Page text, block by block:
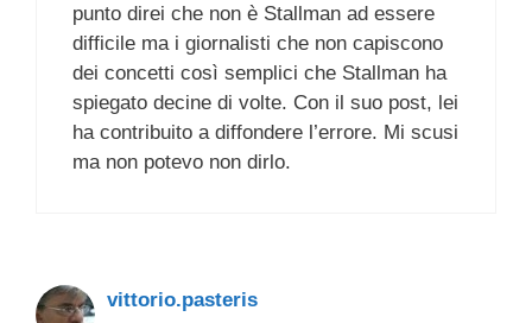
punto direi che non è Stallman ad essere
difficile ma i giornalisti che non capiscono
dei concetti così semplici che Stallman ha
spiegato decine di volte. Con il suo post, lei
ha contribuito a diffondere l’errore. Mi scusi
ma non potevo non dirlo.
vittorio.pasteris